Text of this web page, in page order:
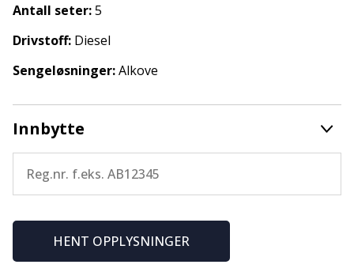
Antall seter:5
Drivstoff: Diesel
Sengeløsninger:Alkove
Innbytte
HENT OPPLYSNINGER